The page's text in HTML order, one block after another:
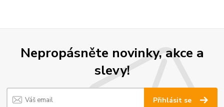
Nepropásněte novinky, akce a
slevy!
Přihlásit se